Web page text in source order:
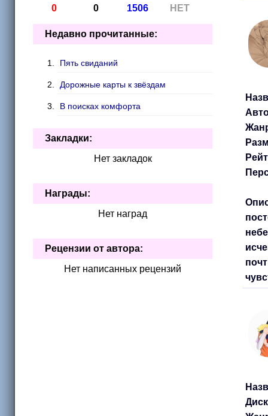
0 0 1506 НЕТ
Недавно прочитанные:
Пять свиданий
Дорожные карты к звёздам
В поисках комфорта
Закладки:
Нет закладок
Награды:
Нет наград
Рецензии от автора:
Нет написанных рецензий